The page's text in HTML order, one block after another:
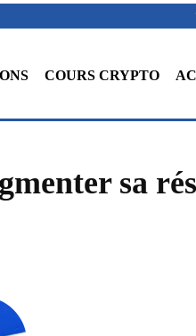
COURS CRYPTO
sa